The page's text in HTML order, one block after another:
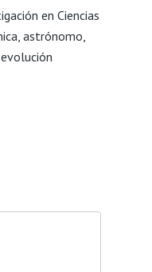
en Ciencias
astrónomo,